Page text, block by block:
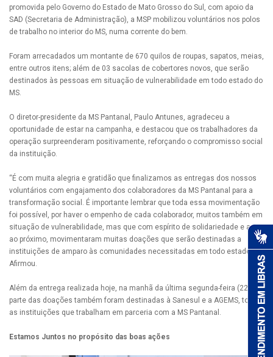
promovida pelo Governo do Estado de Mato Grosso do Sul, com apoio da
SAD (Secretaria de Administração), a MSP mobilizou voluntários nos polos
de trabalho no interior do MS, numa corrente do bem.
Foram arrecadados um montante de 670 quilos de roupas, sapatos, meias,
entre outros itens; além de 03 sacolas de cobertores novos, que serão
destinados às pessoas em situação de vulnerabilidade em todo estado do
MS.
O diretor-presidente da MS Pantanal, Paulo Antunes, agradeceu a
oportunidade de estar na campanha, e destacou que os trabalhadores da
operação surpreenderam positivamente, reforçando o compromisso social
da instituição.
“É com muita alegria e gratidão que finalizamos as entregas dos nossos
voluntários com engajamento dos colaboradores da MS Pantanal para a
transformação social. É importante lembrar que toda essa movimentação
foi possível, por haver o empenho de cada colaborador, muitos também em
situação de vulnerabilidade, mas que com espírito de solidariedade e amor
ao próximo, movimentaram muitas doações que serão destinadas a
instituições de amparo às comunidades necessitadas em todo estado”.
Afirmou.
Além da entrega realizada hoje, na manhã da última segunda-feira (22),
parte das doações também foram destinadas à Sanesul e a AGEMS, todas
as instituições que trabalham em parceria com a MS Pantanal.
Estamos Juntos no propósito das boas ações